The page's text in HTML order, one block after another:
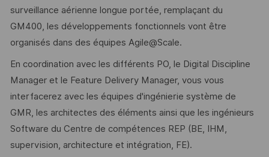
surveillance aérienne longue portée, remplaçant du
GM400, les développements fonctionnels vont être
organisés dans des équipes Agile@Scale.
En coordination avec les différents PO, le Digital Discipline
Manager et le Feature Delivery Manager, vous vous
interfacerez avec les équipes d'ingénierie système de
GMR, les architectes des éléments ainsi que les ingénieurs
Software du Centre de compétences REP (BE, IHM,
supervision, architecture et intégration, FE).